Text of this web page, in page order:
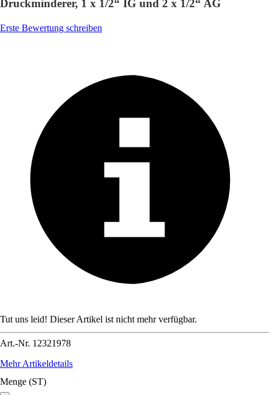
Druckminderer, 1 x 1/2“ IG und 2 x 1/2“ AG
Erste Bewertung schreiben
Tut uns leid! Dieser Artikel ist nicht mehr verfügbar.
Art.-Nr. 12321978
Mehr Artikeldetails
Menge (ST)